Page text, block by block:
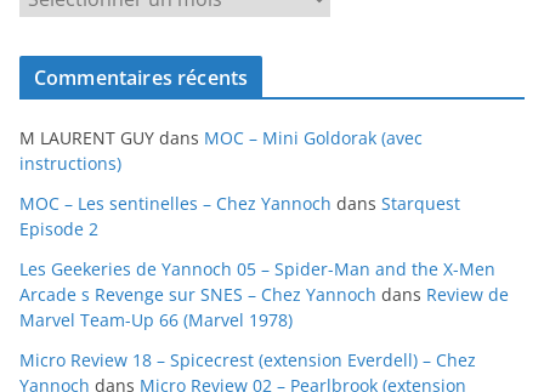
c
v
e
s
Commentaires récents
M LAURENT GUY dans MOC – Mini Goldorak (avec
instructions)
MOC – Les sentinelles – Chez Yannoch dans Starquest
Episode 2
Les Geekeries de Yannoch 05 – Spider-Man and the X-Men
Arcade s Revenge sur SNES – Chez Yannoch dans Review de
Marvel Team-Up 66 (Marvel 1978)
Micro Review 18 – Spicecrest (extension Everdell) – Chez
Yannoch dans Micro Review 02 – Pearlbrook (extension